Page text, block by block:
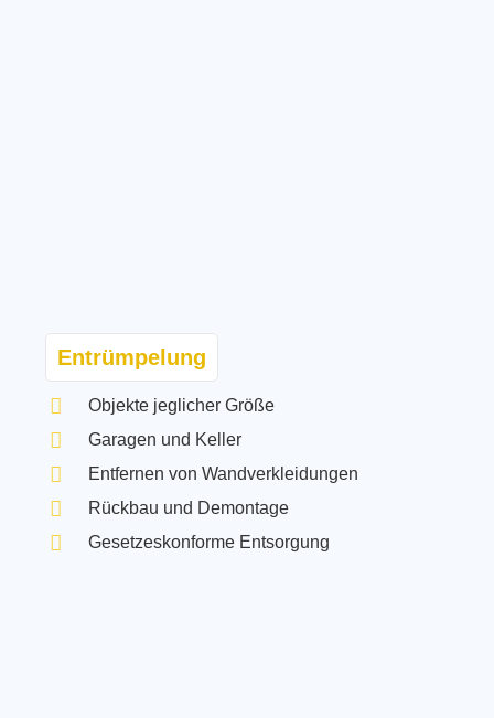
Entrümpelung
Objekte jeglicher Größe
Garagen und Keller
Entfernen von Wandverkleidungen
Rückbau und Demontage
Gesetzeskonforme Entsorgung